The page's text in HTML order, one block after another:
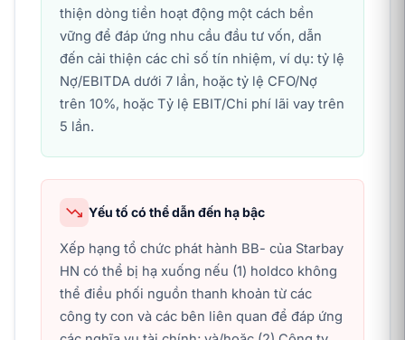
thiện dòng tiền hoạt động một cách bền
vững để đáp ứng nhu cầu đầu tư vốn, dẫn
đến cải thiện các chỉ số tín nhiệm, ví dụ: tỷ lệ
Nợ/EBITDA dưới 7 lần, hoặc tỷ lệ CFO/Nợ
trên 10%, hoặc Tỷ lệ EBIT/Chi phí lãi vay trên
5 lần.
Yếu tố có thể dẫn đến hạ bậc
Xếp hạng tổ chức phát hành BB- của Starbay
HN có thể bị hạ xuống nếu (1) holdco không
thể điều phối nguồn thanh khoản từ các
công ty con và các bên liên quan để đáp ứng